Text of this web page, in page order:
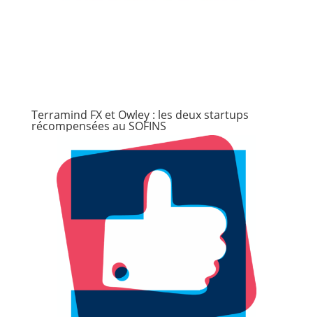
Terramind FX et Owley : les deux startups
récompensées au SOFINS